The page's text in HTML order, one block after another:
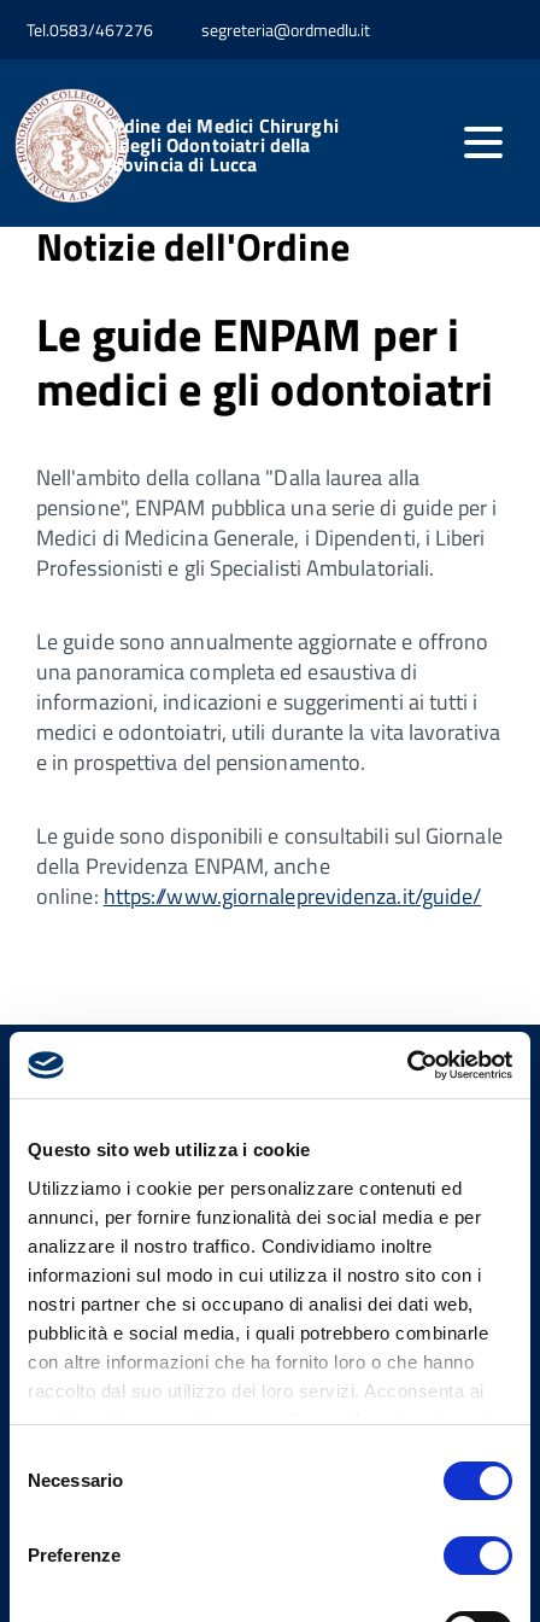
Questo sito web utilizza i cookie
Utilizziamo i cookie per personalizzare contenuti ed
annunci, per fornire funzionalità dei social media e per
analizzare il nostro traffico. Condividiamo inoltre
informazioni sul modo in cui utilizza il nostro sito con i
nostri partner che si occupano di analisi dei dati web,
pubblicità e social media, i quali potrebbero combinarle
con altre informazioni che ha fornito loro o che hanno
raccolto dal suo utilizzo dei loro servizi. Acconsenta ai
nostri cookie se continua ad utilizzare il nostro sito web.
delNecessario
Preferenze
Tel.0583/467276 segreteria@ordmedlu.it
Ordine dei Medici Chirurghi
e degli Odontoiatri della
Provincia di Lucca
Home Professione Notizie dell'Ordine
Pubblicato: 03 Ottobre 2025
Notizie dell'Ordine
Le guide ENPAM per i
medici e gli odontoiatri
Nell'ambito della collana "Dalla laurea alla
pensione", ENPAM pubblica una serie di guide per i
Medici di Medicina Generale, i Dipendenti, i Liberi
Professionisti e gli Specialisti Ambulatoriali.
Le guide sono annualmente aggiornate e offrono
una panoramica completa ed esaustiva di
informazioni, indicazioni e suggerimenti ai tutti i
medici e odontoiatri, utili durante la vita lavorativa
e in prospettiva del pensionamento.
Le guide sono disponibili e consultabili sul Giornale
della Previdenza ENPAM, anche
online: https://www.giornaleprevidenza.it/guide/
Ordine dei Medici Chirurghi e
Provincia di Lucca
Indirizzi email
Email assistenza
segreteria@ordmedlu.it
Email PEC
segreteria.lu@pec.omceo.it